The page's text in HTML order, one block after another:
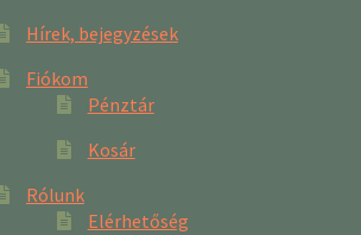
Hírek, bejegyzések
Fiókom
Pénztár
Kosár
Rólunk
Elérhetőség